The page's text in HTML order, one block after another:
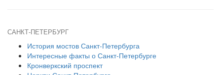
САНКТ-ПЕТЕРБУРГ
История мостов Санкт-Петербурга
Интересные факты о Санкт-Петербурге
Кронверкский проспект